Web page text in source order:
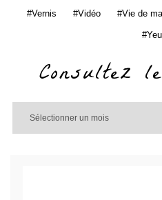
Vernis Vidéo Vie de
Consultez